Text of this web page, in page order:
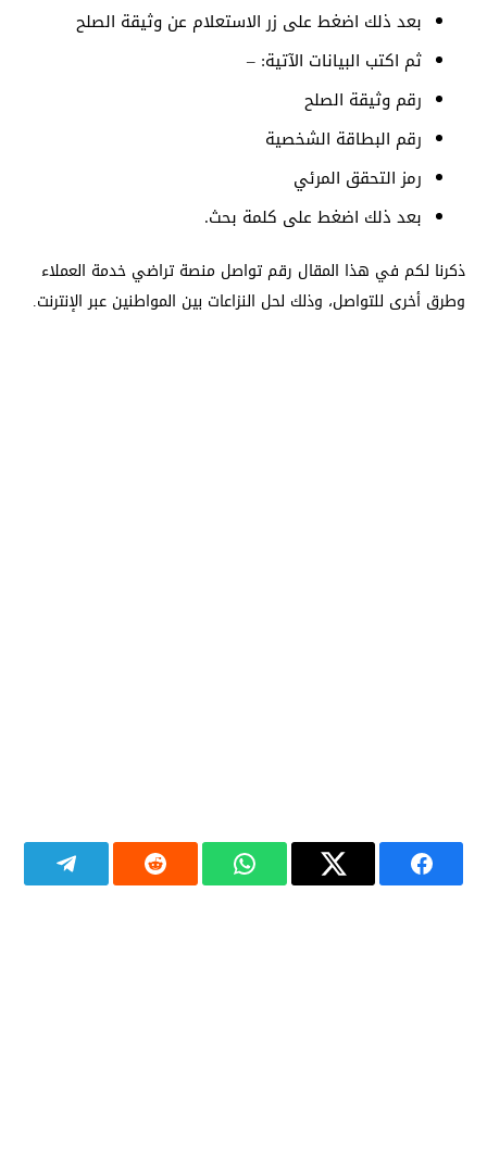
بعد ذلك اضغط على زر الاستعلام عن وثيقة الصلح
ثم اكتب البيانات الآتية: –
رقم وثيقة الصلح
رقم البطاقة الشخصية
رمز التحقق المرئي
بعد ذلك اضغط على كلمة بحث.
ذكرنا لكم في هذا المقال رقم تواصل منصة تراضي خدمة العملاء
وطرق أخرى للتواصل، وذلك لحل النزاعات بين المواطنين عبر الإنترنت.